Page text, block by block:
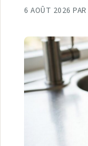
6 AOÛT 2026 PAR